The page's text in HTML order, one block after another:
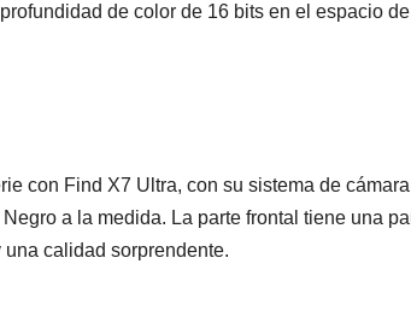
de color de 16 bits en el espacio
con Find X7 Ultra, con su sistema de
a la medida. La parte frontal tiene una
calidad sorprendente.